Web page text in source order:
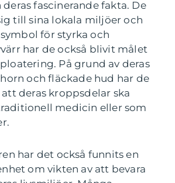
fascinerande fakta. De
till sina lokala miljöer och
för styrka och
har de också blivit målet
På grund av deras
och fläckade hud har de
deras kroppsdelar ska
medicin eller som
har det också funnits en
om vikten av att bevara